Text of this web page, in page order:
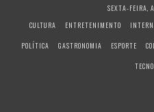
SEXTA-FEIRA,
CULTURA
ENTRETENIMENTO
POLÍTICA
GASTRONOMIA ESPORTE